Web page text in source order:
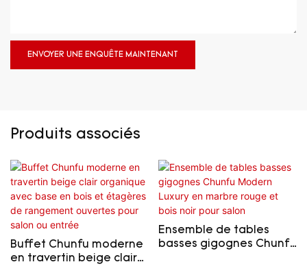
ENVOYER UNE ENQUÊTE MAINTENANT
Produits associés
Buffet Chunfu moderne
en travertin beige clair
Ensemble de tables
basses gigognes Chunfu